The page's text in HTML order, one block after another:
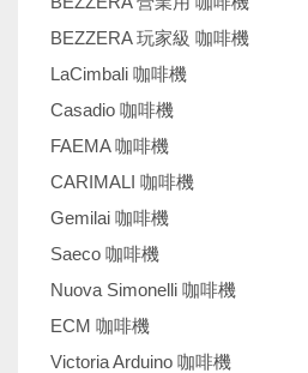
BEZZERA 玩家級 咖啡機
LaCimbali 咖啡機
Casadio 咖啡機
FAEMA 咖啡機
CARIMALI 咖啡機
Gemilai 咖啡機
Saeco 咖啡機
Nuova Simonelli 咖啡機
ECM 咖啡機
Victoria Arduino 咖啡機